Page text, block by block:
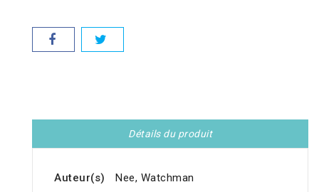
Détails du produit
Auteur(s)
Nee, Watchman